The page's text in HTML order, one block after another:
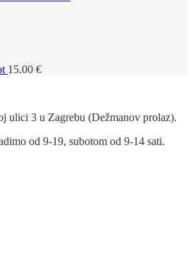
15.00 €
ulici 3 u Zagrebu (Dežmanov prolaz).
od 9-19, subotom od 9-14 sati.